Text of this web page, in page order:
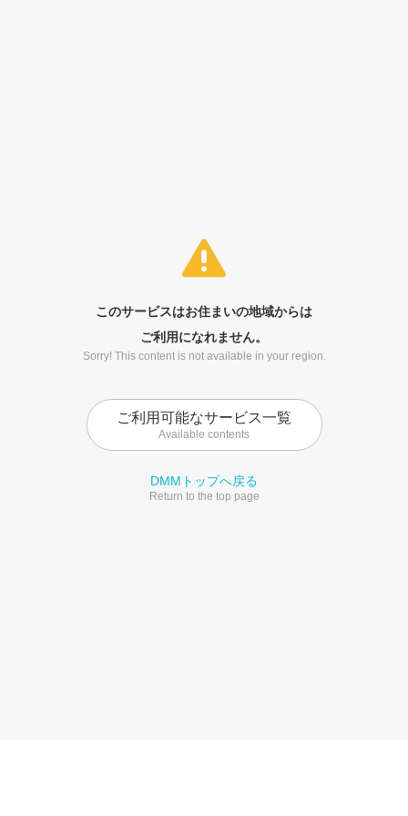
このサービスはお住まいの地域からは
ご利用になれません。
Sorry! This content is not available in your region.
ご利用可能なサービス一覧
Available contents
DMMトップへ戻る
Return to the top page